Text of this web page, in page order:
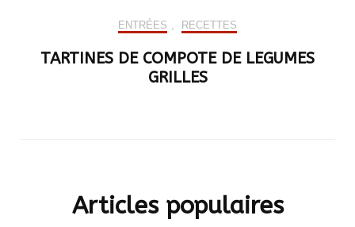
ENTRÉES , RECETTES
TARTINES DE COMPOTE DE LEGUMES
GRILLES
Articles populaires